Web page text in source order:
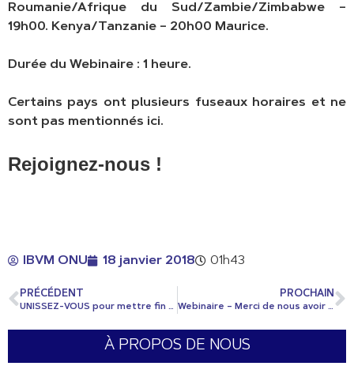
Roumanie/Afrique du Sud/Zambie/Zimbabwe –
19h00. Kenya/Tanzanie – 20h00 Maurice.
Durée du Webinaire : 1 heure.
Certains pays ont plusieurs fuseaux horaires et ne
sont pas mentionnés ici.
Rejoignez-nous !
IBVM ONU 18 janvier 2018 01h43
PRÉCÉDENT
UNISSEZ-VOUS pour mettre fin à la violence à l'égard des femmes
PROCHAIN
Webinaire – Merci de nous avoir rejoint!
À PROPOS DE NOUS